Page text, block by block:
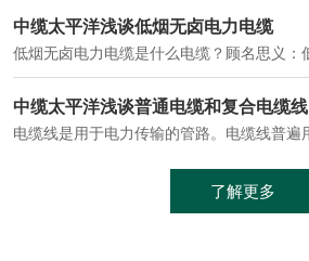
中缆太平洋浅谈低烟无卤电力电缆
中缆太平洋浅谈普通电缆和复合电缆线
了解更多